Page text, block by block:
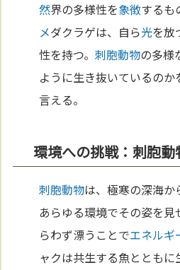
然界の多様性を象徴するも
メダクラゲは、自ら光を放
性を持つ。刺胞動物の多様
ように生き抜いているのか
言える。
環境への挑戦：刺胞動
刺胞動物は、極寒の深海か
あらゆる環境でその姿を
らわず漂うことでエネルギ
ャクは共生する魚ととも